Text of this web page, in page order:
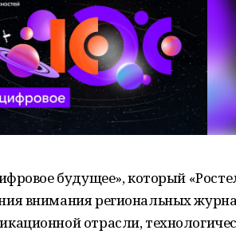
будущее», который
внимания региональных
отрасли,